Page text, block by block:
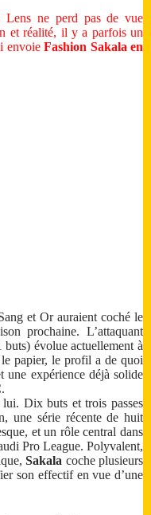
Lens ne perd pas de vue
et réalité, il y a parfois un
envoie Fashion Sakala en
et Or auraient coché le
prochaine. L’attaquant
évolue actuellement à
papier, le profil a de quoi
une expérience déjà solide
Dix buts et trois passes
une série récente de huit
et un rôle central dans
Pro League. Polyvalent,
Sakala coche plusieurs
son effectif en vue d’une